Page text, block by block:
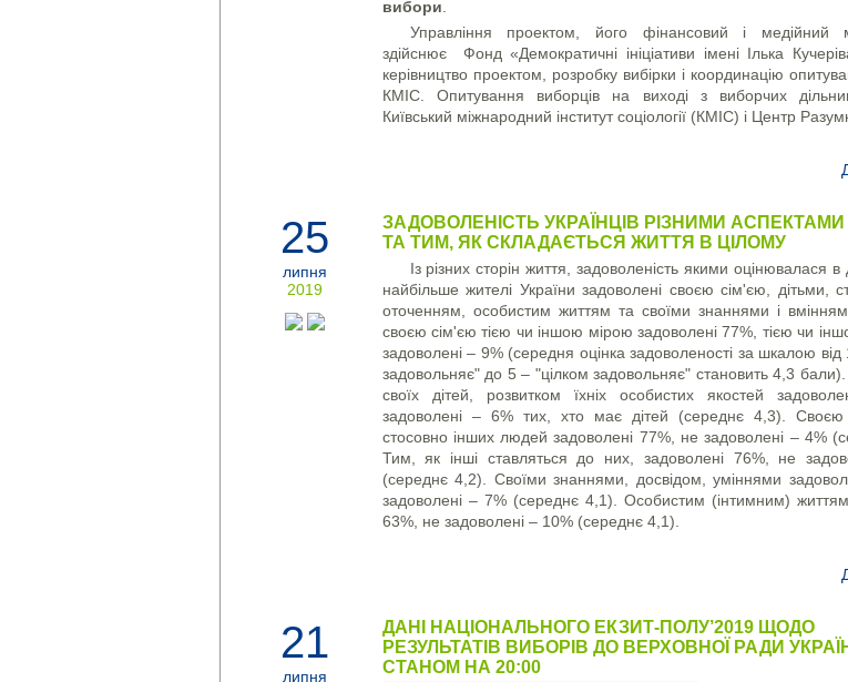
вибори
Управління проектом, його фінансовий і медійний
здійснює Фонд «Демократичні ініціативи імені Ілька
керівництво проектом, розробку вибірки і координацію
КМІС. Опитування виборців на виході з виборчих
Київський міжнародний інститут соціології (КМІС) і Центр
25
липня
2019
ЗАДОВОЛЕНІСТЬ УКРАЇНЦІВ РІЗНИМИ
ТА ТИМ, ЯК СКЛАДАЄТЬСЯ ЖИТТЯ В ЦІЛОМУ
Із різних сторін життя, задоволеність якими оцінювалася в
найбільше жителі України задоволені своєю сім'єю, дітьми,
оточенням, особистим життям та своїми знаннями і
своєю сім'єю тією чи іншою мірою задоволені 77%, тією чи
задоволені – 9% (середня оцінка задоволеності за шкалою від
задовольняє" до 5 – "цілком задовольняє" становить 4,3
своїх дітей, розвитком їхніх особистих якостей
задоволені – 6% тих, хто має дітей (середнє 4,3). Своєю
стосовно інших людей задоволені 77%, не задоволені – 4%
Тим, як інші ставляться до них, задоволені 76%, не
(середнє 4,2). Своїми знаннями, досвідом, уміннями
задоволені – 7% (середнє 4,1). Особистим (інтимним)
63%, не задоволені – 10% (середнє 4,1).
21
липня
ДАНІ НАЦІОНАЛЬНОГО ЕКЗИТ-ПОЛУ’2019 ЩОДО
РЕЗУЛЬТАТІВ ВИБОРІВ ДО ВЕРХОВНОЇ РАДИ
СТАНОМ НА 20:00